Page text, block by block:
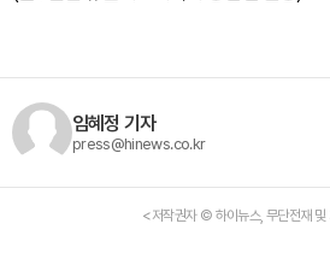
임혜정 기자
press@hinews.co.kr
<저작권자 © 하이뉴스, 무단전재 및